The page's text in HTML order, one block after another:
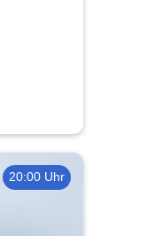
20:00 Uhr